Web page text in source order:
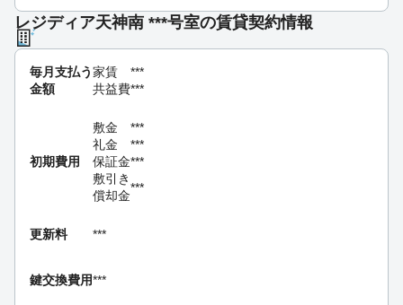
レジディア天神南 ***号室の賃貸契約情報
毎月支払う
金額
家賃
***
共益費***
初期費用
敷金
***
礼金
***
保証金***
敷引き
償却金
***
更新料 ***
鍵交換費用***